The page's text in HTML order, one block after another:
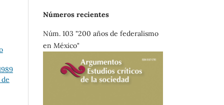
Números recientes
Núm. 103 "200 años de federalismo
en México"